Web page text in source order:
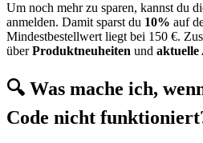
Um noch mehr zu sparen, kannst du
anmelden. Damit sparst du 10% auf
Mindestbestellwert liegt bei 150 €.
überProduktneuheiten und aktuelle
🔍 Was mache ich,
Code nicht